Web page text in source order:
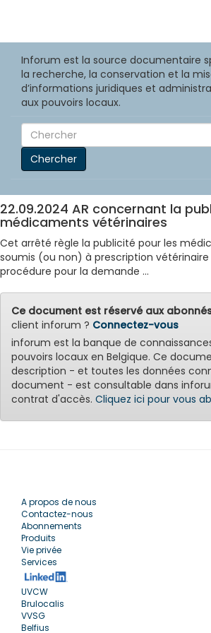
Inforum est la source documentaire
la recherche, la conservation et la
d’informations juridiques et
aux pouvoirs locaux.
Chercher
22.09.2024 AR concernant la
médicaments vétérinaires
Cet arrêté règle la publicité pour les
soumis (ou non) à prescription
procédure pour la demande ...
Ce document est réservé aux
client inforum ? Connectez-vous
inforum est la banque de
pouvoirs locaux en Belgique. Ce
description - et toutes les données
document - est consultable dans
contrat d'accès. Cliquez ici pour vous
A propos de nous
Contactez-nous
Abonnements
Produits
Vie privée
Services
UVCW
Brulocalis
VVSG
Belfius